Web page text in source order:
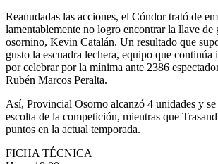
Reanudadas las acciones, el Cóndor trató de
lamentablemente no logro encontrar la llave de
osornino, Kevin Catalán. Un resultado que
gusto la escuadra lechera, equipo que
por celebrar por la mínima ante 2386
Rubén Marcos Peralta.
Así, Provincial Osorno alcanzó 4 unidades y
escolta de la competición, mientras que
puntos en la actual temporada.
FICHA TÉCNICA